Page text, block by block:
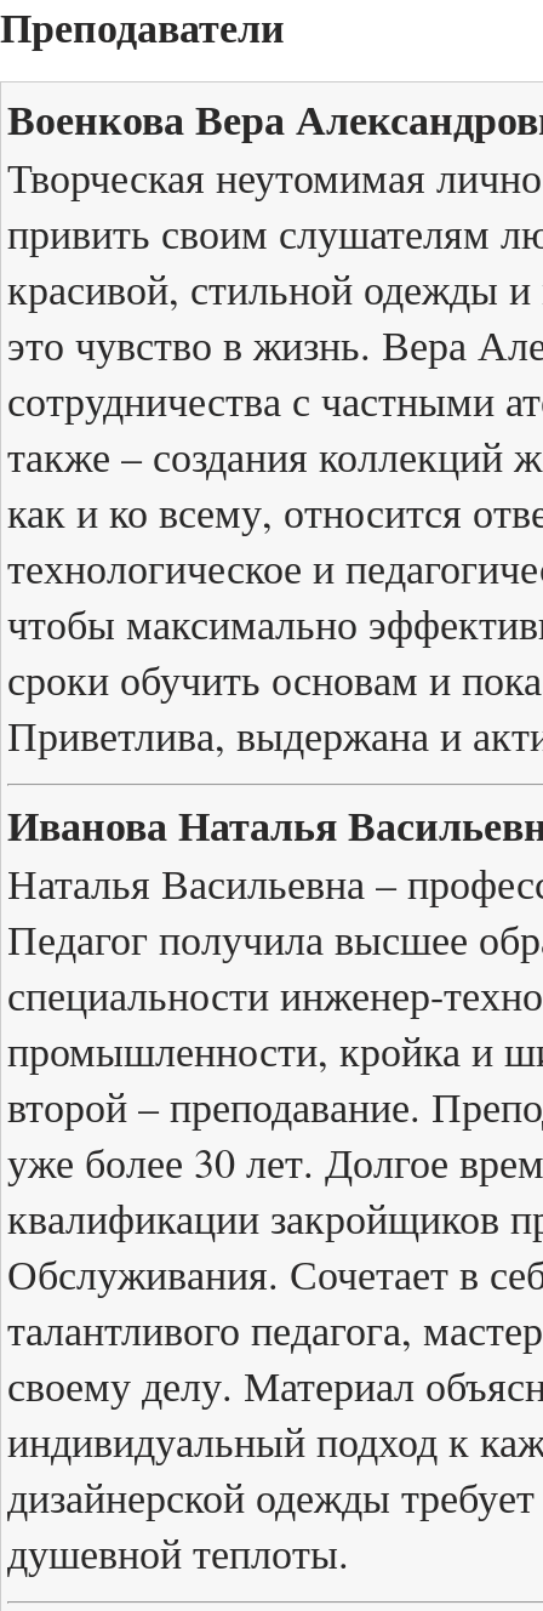
Преподаватели
Военкова Вера
Творческая неутомимая
привить своим слушателям
красивой, стильной одежды и
это чувство в жизнь. Вера
сотрудничества с частными
также – создания
как и ко всему, относится
технологическое и
чтобы максимально
сроки обучить основам и
Приветлива, выдержана и
Иванова Наталья
Наталья Васильевна –
Педагог получила высшее
специальности инженер-
промышленности, кройка и
второй – преподавание.
уже более 30 лет. Долгое
квалификации закройщиков
Обслуживания. Сочетает в
талантливого педагога,
своему делу. Материал
индивидуальный подход к
дизайнерской одежды
душевной теплоты.